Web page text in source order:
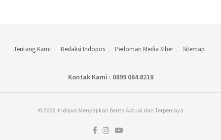
Tentang Kami Redaksi Indopos Pedoman Media Siber Sitemap
Kontak Kami : 0899 064 8218
© 2026. Indopos Menyajikan Berita Aktual dan Terpercaya